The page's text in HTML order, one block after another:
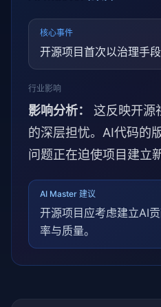
核心事件
开源项目首次以治理手段
行业影响
影响分析：
这反映开源
的深层担忧。AI代码的
问题正在迫使项目建立
AI Master 建议
开源项目应考虑建立AI
率与质量。